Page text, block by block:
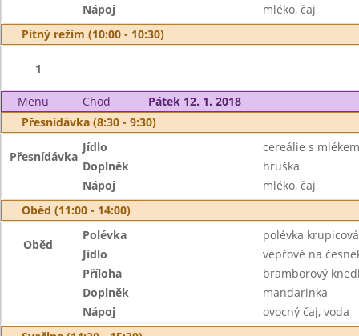
Nápoj
mléko, čaj
Pitný režim (10:00 - 10:30)
1
Menu Chod
Pátek 12. 1. 2018
Přesnídávka (8:30 - 9:30)
Přesnídávka
Jídlo
cereálie s mlékem
Doplněk
hruška
Nápoj
mléko, čaj
Oběd (11:00 - 14:00)
Oběd
Polévka
polévka
Jídlo
vepřové na
Příloha
bramborový
Doplněk
mandarinka
Nápoj
ovocný čaj, voda